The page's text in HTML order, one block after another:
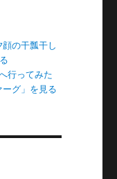
の干瓢干し
行ってみた
グ」を見る